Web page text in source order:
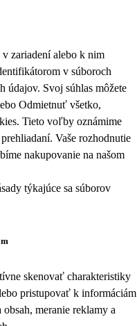
zariadení alebo k nim
v súboroch
údajov. Svoj súhlas môžete
Odmietnuť všetko,
. Tieto voľby oznámime
Vaše rozhodnutie
nakupovanie na našom
týkajúce sa súborov
skenovať charakteristiky
pristupovať k informáciám
meranie reklamy a